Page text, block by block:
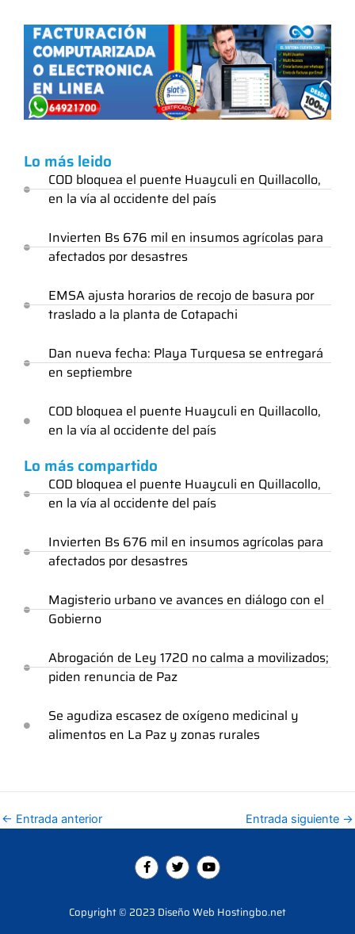
Lo más leido
COD bloquea el puente Huayculi en Quillacollo,
en la vía al occidente del país
Invierten Bs 676 mil en insumos agrícolas para
afectados por desastres
EMSA ajusta horarios de recojo de basura por
traslado a la planta de Cotapachi
Dan nueva fecha: Playa Turquesa se entregará
en septiembre
COD bloquea el puente Huayculi en Quillacollo,
en la vía al occidente del país
Lo más compartido
COD bloquea el puente Huayculi en Quillacollo,
en la vía al occidente del país
Invierten Bs 676 mil en insumos agrícolas para
afectados por desastres
Magisterio urbano ve avances en diálogo con el
Gobierno
Abrogación de Ley 1720 no calma a movilizados;
piden renuncia de Paz
Se agudiza escasez de oxígeno medicinal y
alimentos en La Paz y zonas rurales
← Entrada anterior Entrada siguiente →
F
a
c
b
o
T
w
i
t
e
Y
o
u
u
b
Copyright © 2023 Diseño Web Hostingbo.net